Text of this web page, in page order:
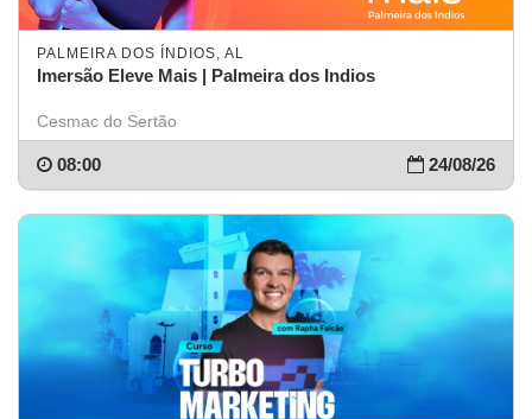
PALMEIRA DOS ÍNDIOS, AL
Imersão Eleve Mais | Palmeira dos Indios
Cesmac do Sertão
24/08/26
08:00